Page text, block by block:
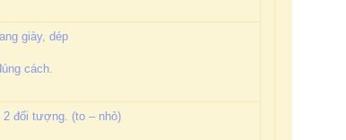
giày, dép
cách.
đối tượng. (to – nhỏ)